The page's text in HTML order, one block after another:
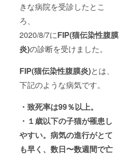
きな病院を受診したとこ
ろ、
2020/8/7にFIP(猫伝染性腹膜
炎)の診断を受けました。
FIP(猫伝染性腹膜炎)とは、
下記のような病気です。
・致死率は99％以上。
・１歳以下の子猫が罹患し
やすい。病気の進行がとて
も早く、数日〜数週間で亡